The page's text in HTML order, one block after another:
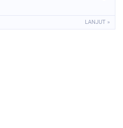
LANJUT »